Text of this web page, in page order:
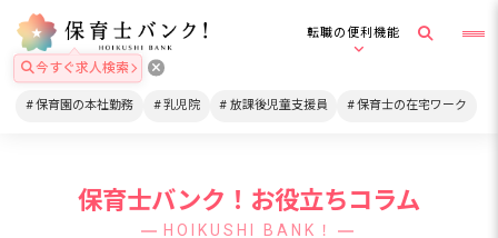
転職の便利機能
今すぐ求人検索
保育園の本社勤務 乳児院 放課後児童支援員 保育士の在宅ワーク
保育士バンク！お役立ちコラム
HOIKUSHI BANK！